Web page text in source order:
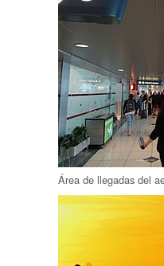
Área de llegadas del